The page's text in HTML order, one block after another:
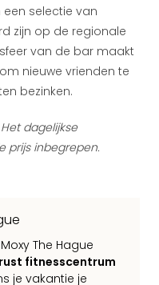
een selectie van
zijn op de regionale
van de bar maakt
nieuwe vrienden te
bezinken.
dagelijkse
prijs inbegrepen.
The Hague
fitnesscentrum
je vakantie je